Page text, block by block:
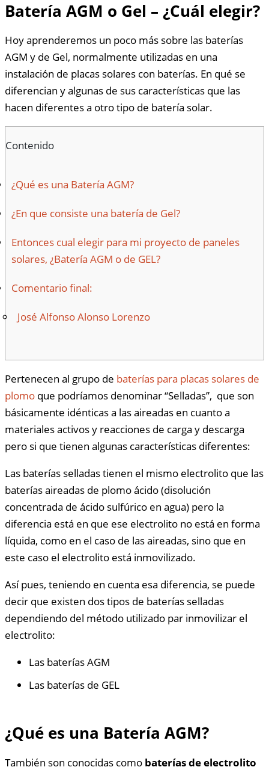
Batería AGM o Gel – ¿Cuál elegir?
Hoy aprenderemos un poco más sobre las baterías
AGM y de Gel, normalmente utilizadas en una
instalación de placas solares con baterías. En qué se
diferencian y algunas de sus características que las
hacen diferentes a otro tipo de batería solar.
Contenido
¿Qué es una Batería AGM?
¿En que consiste una batería de Gel?
Entonces cual elegir para mi proyecto de paneles
solares, ¿Batería AGM o de GEL?
Comentario final:
José Alfonso Alonso Lorenzo
Pertenecen al grupo de baterías para placas solares de
plomo que podríamos denominar “Selladas”, que son
básicamente idénticas a las aireadas en cuanto a
materiales activos y reacciones de carga y descarga
pero si que tienen algunas características diferentes:
Las baterías selladas tienen el mismo electrolito que las
baterías aireadas de plomo ácido (disolución
concentrada de ácido sulfúrico en agua) pero la
diferencia está en que ese electrolito no está en forma
líquida, como en el caso de las aireadas, sino que en
este caso el electrolito está inmovilizado.
Así pues, teniendo en cuenta esa diferencia, se puede
decir que existen dos tipos de baterías selladas
dependiendo del método utilizado par inmovilizar el
electrolito:
Las baterías AGM
Las baterías de GEL
¿Qué es una Batería AGM?
También son conocidas como baterías de electrolito